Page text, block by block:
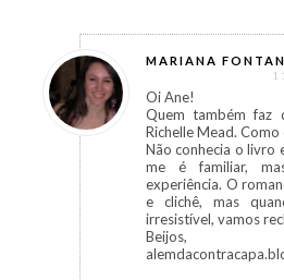
MARIANA
Oi Ane!
Quem também faz
Richelle Mead. Como
Não conhecia o livro
me é familiar,
experiência. O
e clichê, mas
irresistível, vamos
Beijos,